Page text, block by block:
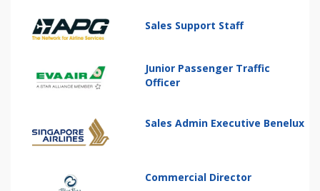
Sales Support Staff
Junior Passenger Traffic
Officer
Sales Admin Executive Benelux
Commercial Director